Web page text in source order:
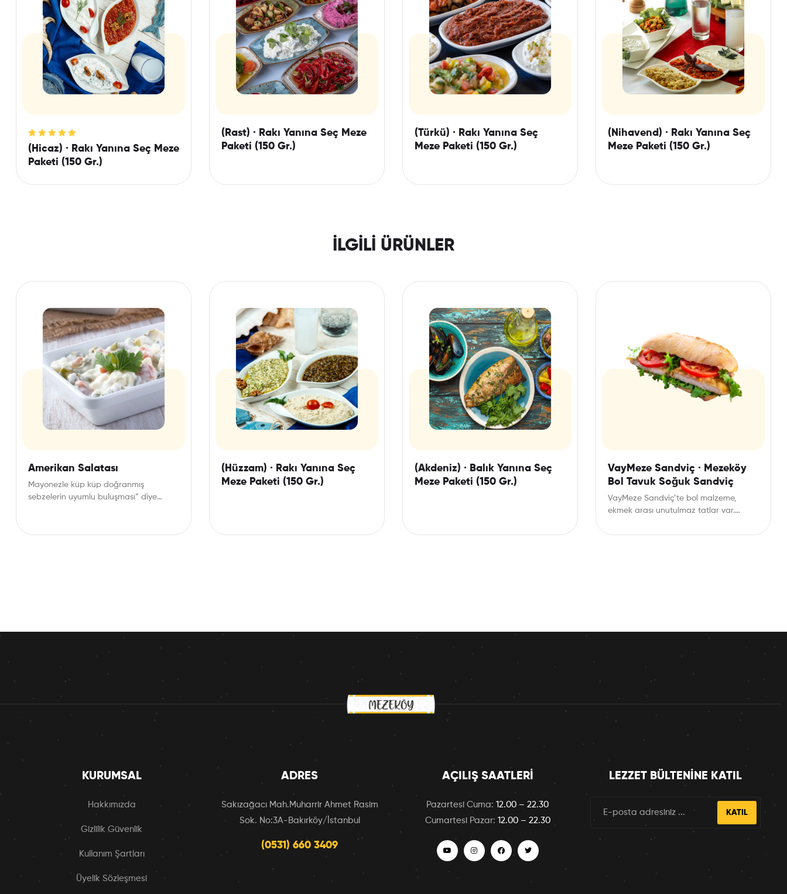
5 üzerinden
5.00oy aldı
(Hicaz) · Rakı Yanına Seç Meze
Paketi (150 Gr.)
(Rast) · Rakı Yanına Seç Meze
Paketi (150 Gr.)
(Türkü) · Rakı Yanına Seç
Meze Paketi (150 Gr.)
(Nihavend) · Rakı Yanına Seç
Meze Paketi (150 Gr.)
İLGILI ÜRÜNLER
Amerikan Salatası
Mayonezle küp küp doğranmış
sebzelerin uyumlu buluşması” diye
(Hüzzam) · Rakı Yanına Seç
Meze Paketi (150 Gr.)
(Akdeniz) · Balık Yanına Seç
Meze Paketi (150 Gr.)
VayMeze Sandviç · Mezeköy
Bol Tavuk Soğuk Sandviç
VayMeze Sandviç’te bol malzeme,
ekmek arası unutulmaz tatlar var.
Mezenin…
KURUMSAL
Hakkımızda
Gizlilik Güvenlik
Kullanım Şartları
Üyelik Sözleşmesi
ADRES
Sakızağacı Mah.Muharrir Ahmet Rasim
Sok. No:3A-Bakırköy/İstanbul
(0531) 660 3409
AÇILIŞ SAATLERI
Pazartesi Cuma: 12.00 – 22.30
Cumartesi Pazar: 12.00 – 22.30
LEZZET BÜLTENINE KATIL
KATIL